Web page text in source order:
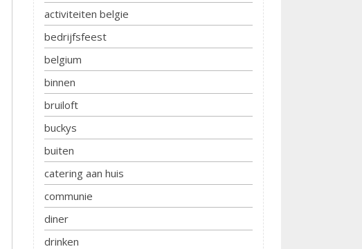
activiteiten belgie
bedrijfsfeest
belgium
binnen
bruiloft
buckys
buiten
catering aan huis
communie
diner
drinken